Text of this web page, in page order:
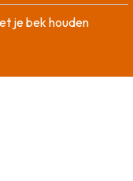
je bek houden